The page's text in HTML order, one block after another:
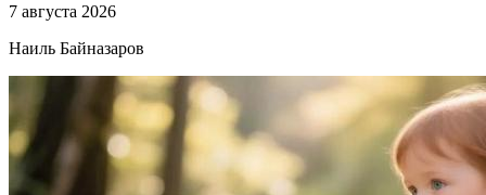
7 августа 2026
Наиль Байназаров